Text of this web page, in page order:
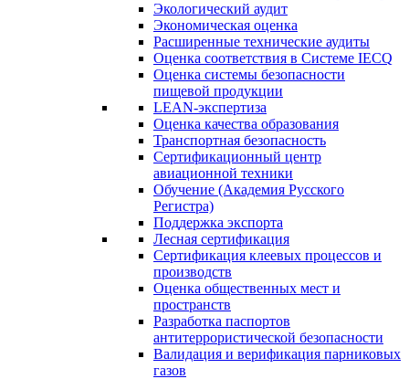
Экологический аудит
Экономическая оценка
Расширенные технические аудиты
Оценка соответствия в Системе IECQ
Оценка системы безопасности
пищевой продукции
LEAN-экспертиза
Оценка качества образования
Транспортная безопасность
Сертификационный центр
авиационной техники
Обучение (Академия Русского
Регистра)
Поддержка экспорта
Лесная сертификация
Сертификация клеевых процессов и
производств
Оценка общественных мест и
пространств
Разработка паспортов
антитеррористической безопасности
Валидация и верификация парниковых
газов